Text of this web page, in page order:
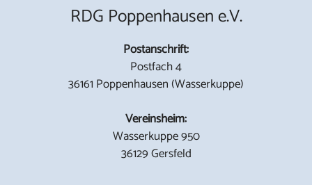
RDG Poppenhausen e.V.
Postanschrift:
Postfach 4
36161 Poppenhausen (Wasserkuppe)
Vereinsheim:
Wasserkuppe 950
36129 Gersfeld